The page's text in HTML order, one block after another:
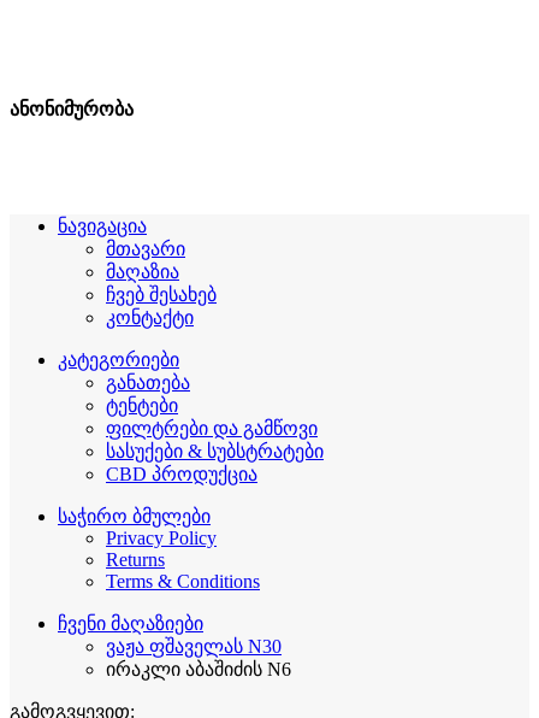
ანონიმურობა
ნავიგაცია
მთავარი
მაღაზია
ჩვებ შესახებ
კონტაქტი
კატეგორიები
განათება
ტენტები
ფილტრები და გამწოვი
სასუქები & სუბსტრატები
CBD პროდუქცია
საჭირო ბმულები
Privacy Policy
Returns
Terms & Conditions
ჩვენი მაღაზიები
ვაჟა ფშაველას N30
ირაკლი აბაშიძის N6
გამოგვყევით: